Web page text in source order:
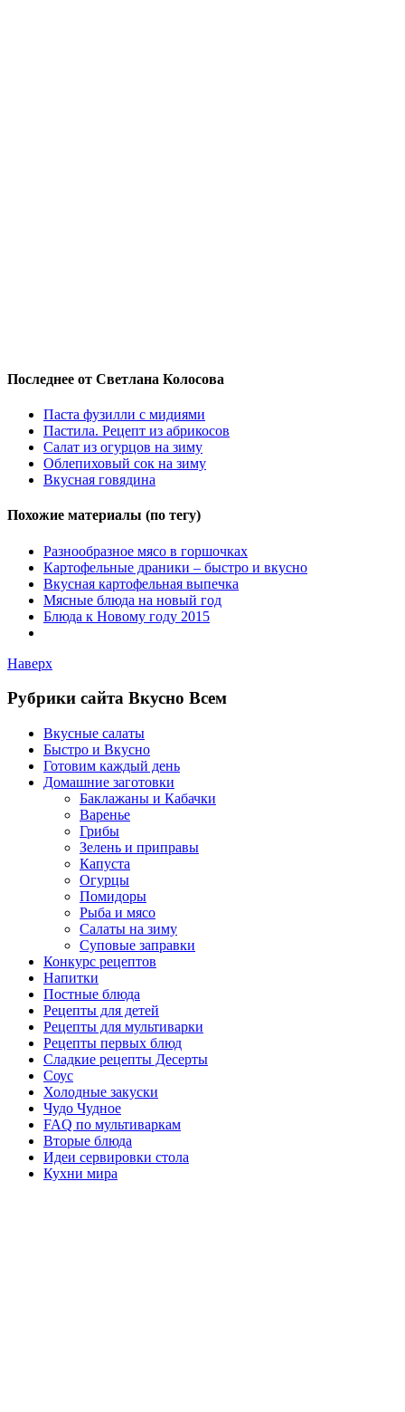
Последнее от Светлана Колосова
Паста фузилли с мидиями
Пастила. Рецепт из абрикосов
Салат из огурцов на зиму
Облепиховый сок на зиму
Вкусная говядина
Похожие материалы (по тегу)
Разнообразное мясо в горшочках
Картофельные драники – быстро и вкусно
Вкусная картофельная выпечка
Мясные блюда на новый год
Блюда к Новому году 2015
Наверх
Рубрики сайта Вкусно Всем
Вкусные салаты
Быстро и Вкусно
Готовим каждый день
Домашние заготовки
Баклажаны и Кабачки
Варенье
Грибы
Зелень и приправы
Капуста
Огурцы
Помидоры
Рыба и мясо
Салаты на зиму
Суповые заправки
Конкурс рецептов
Напитки
Постные блюда
Рецепты для детей
Рецепты для мультиварки
Рецепты первых блюд
Сладкие рецепты Десерты
Соус
Холодные закуски
Чудо Чудное
FAQ по мультиваркам
Вторые блюда
Идеи сервировки стола
Кухни мира